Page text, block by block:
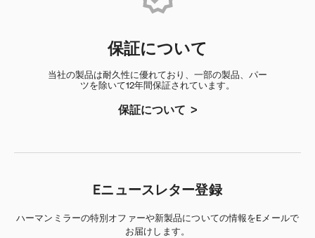
保証について
当社の製品は耐久性に優れており、一部の製品、パー
ツを除いて12年間保証されています。
保証について
Eニュースレター登録
ハーマンミラーの特別オファーや新製品についての情報をEメールで
お届けします。